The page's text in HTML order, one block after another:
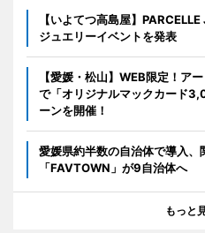
【いよてつ高島屋】
ジュエリーイベントを発表
【愛媛・松山】WEB限定！ア
で「オリジナルマックカード
ーンを開催！
愛媛県約半数の自治体で導入、
「FAVTOWN」が9自治体へ
もっと